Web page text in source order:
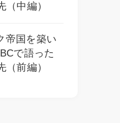
中編）
帝国を築い
で語った
前編）